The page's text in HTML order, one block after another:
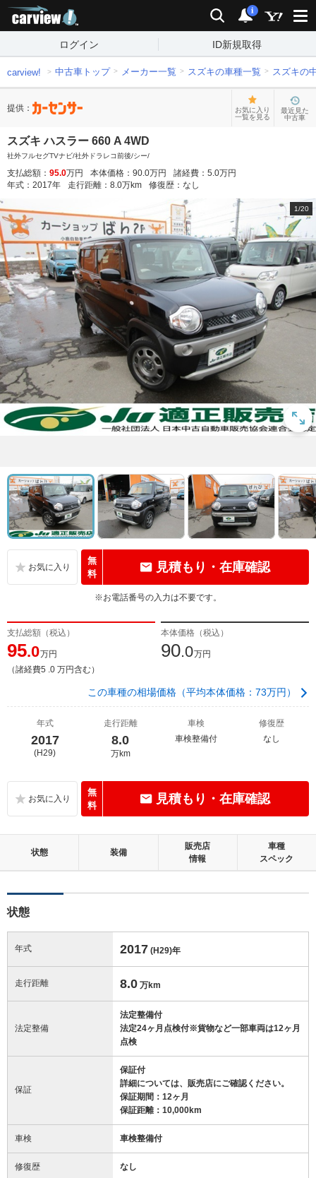
検索 通知
i
ログイン ID新規取得
carview! 中古車トップ メーカー一覧 スズキの車種一覧 スズキの
提供：
お気に入り
一覧を見る
最近見た
中古車
スズキ ハスラー 660 A 4WD
社外フルセグTVナビ/社外ドラレコ前後/シー/
支払総額： 95.0万円 本体価格： 90.0万円 諸経費： 5.0万円
年式： 2017年 走行距離： 8.0万km 修復歴： なし
1/20
無
料
見積もり・在庫確認
※お電話番号の入力は不要です。
支払総額（税込）
95.0万円
（諸経費5 .0 万円含む）
本体価格（税込）
90.0万円
この車種の相場価格（平均本体価格：73万円）
年式
2017
(H29)
走行距離
8.0
万km
車検
車検整備付
修復歴
なし
無
料
見積もり・在庫確認
状態 装備
販売店
情報
車種
スペック
状態
年式 2017 (H29)年
走行距離 8.0 万km
法定整備
法定整備付
法定24ヶ月点検付※貨物など一部車両は12ヶ月
点検
保証
保証付
詳細については、販売店にご確認ください。
保証期間：12ヶ月
保証距離：10,000km
車検 車検整備付
修復歴 なし